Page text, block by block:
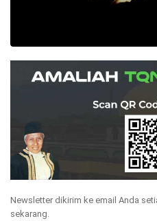
Kamis, 7
Newsletter dikirim ke email Anda
sekarang.